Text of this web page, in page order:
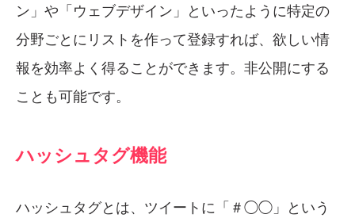
ン」や「ウェブデザイン」といったように特定の
分野ごとにリストを作って登録すれば、欲しい情
報を効率よく得ることができます。非公開にする
ことも可能です。
ハッシュタグ機能
ハッシュタグとは、ツイートに「＃◯◯」という